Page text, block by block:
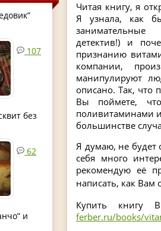
107
без
62
и
Читая книгу, я
Я узнала, как
детектив!) и
признанию
компании,
манипулируют
описано. Так, что
Вы поймете,
поливитаминами
большинстве
Я думаю, не будет
себя много
рекомендую её
написать, как
Купить книгу
ferber.ru/books/